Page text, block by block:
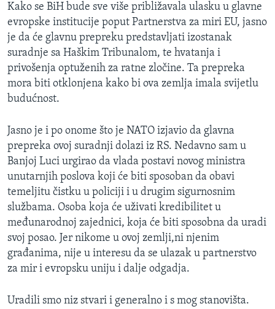
SVIJET
KORUPCIJA
SLOBODA MEDIJA
ŽENSKA STRANA
IZBJEGLIČKA STRANA
MAGAZIN
Learning English
PRATITE NAS
Jezici
Kako se BiH bude sve više približavala ulasku u glavne
evropske institucije poput Partnerstva za miri EU, jasno
je da će glavnu prepreku predstavljati izostanak
suradnje sa Haškim Tribunalom, te hvatanja i
privošenja optuženih za ratne zločine. Ta prepreka
mora biti otklonjena kako bi ova zemlja imala svijetlu
budućnost.
Jasno je i po onome što je NATO izjavio da glavna
prepreka ovoj suradnji dolazi iz RS. Nedavno sam u
Banjoj Luci urgirao da vlada postavi novog ministra
unutarnjih poslova koji će biti sposoban da obavi
temeljitu čistku u policiji i u drugim sigurnosnim
službama. Osoba koja će uživati kredibilitet u
međunarodnoj zajednici, koja će biti sposobna da uradi
svoj posao. Jer nikome u ovoj zemlji,ni njenim
građanima, nije u interesu da se ulazak u partnerstvo
za mir i evropsku uniju i dalje odgadja.
Uradili smo niz stvari i generalno i s mog stanovišta.